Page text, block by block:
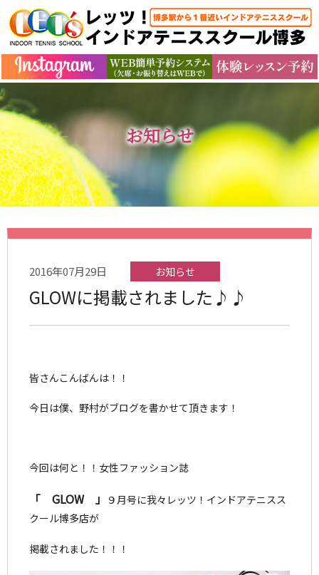
お知らせ
2016年07月29日 お知らせ
GLOWに掲載されました♪♪
皆さんこんばんは！！
今日は僕、野村がブログを書かせて頂きます！
今回は何と！！女性ファッション誌
「 GLOW 」 ９月号に我々レッツ！インドアテニスス
クール博多店が
掲載されました！！！